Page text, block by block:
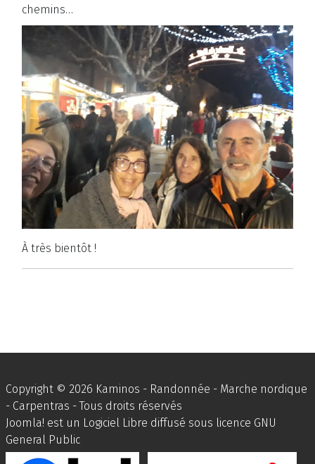
chemins…
À très bientôt !
Copyright © 2026 Kaminos - Randonnée - Marche nordique
- Carpentras - Tous droits réservés
Joomla! est un Logiciel Libre diffusé sous licence GNU
General Public